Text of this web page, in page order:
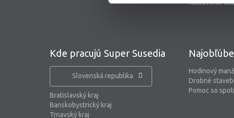
Nastavenie
Kde pracujú Super Susedia
Slovenská republika
Bratislavský kraj
Banskobystrický kraj
Trnavský kraj
Hodinový
Drobné
Pomoc so